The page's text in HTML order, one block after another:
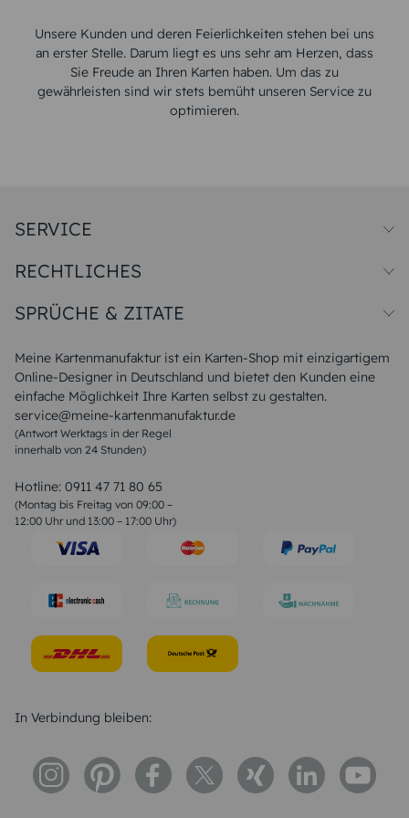
Unsere Kunden und deren Feierlichkeiten stehen bei uns
an erster Stelle. Darum liegt es uns sehr am Herzen, dass
Sie Freude an Ihren Karten haben. Um das zu
gewährleisten sind wir stets bemüht unseren Service zu
optimieren.
Meine Kartenmanufaktur ist ein Karten-Shop mit einzigartigem
Online-Designer in Deutschland und bietet den Kunden eine
einfache Möglichkeit Ihre Karten selbst zu gestalten.
service@meine-kartenmanufaktur.de
(Antwort Werktags in der Regel
innerhalb von 24 Stunden)
Hotline: 0911 47 71 80 65
(Montag bis Freitag von 09:00 –
12:00 Uhr und 13:00 – 17:00 Uhr)
SERVICE
Papiersorten
Unsere Produktion
Magazin
FAQ
RECHTLICHES
Widerrufsbelehrung
SPRÜCHE & ZITATE
Liebeskummer Sprüche
Sommer Sprüche
Muttertagssprüche
Sprüche zur Hochzeit
Sprüche zur Konfirmation & Kommunion
Weihnachtsgedichte
Liebessprüche
Geburtstagssprüche
Trauersprüche
Konfirmation Glückwünsche
In Verbindung bleiben: